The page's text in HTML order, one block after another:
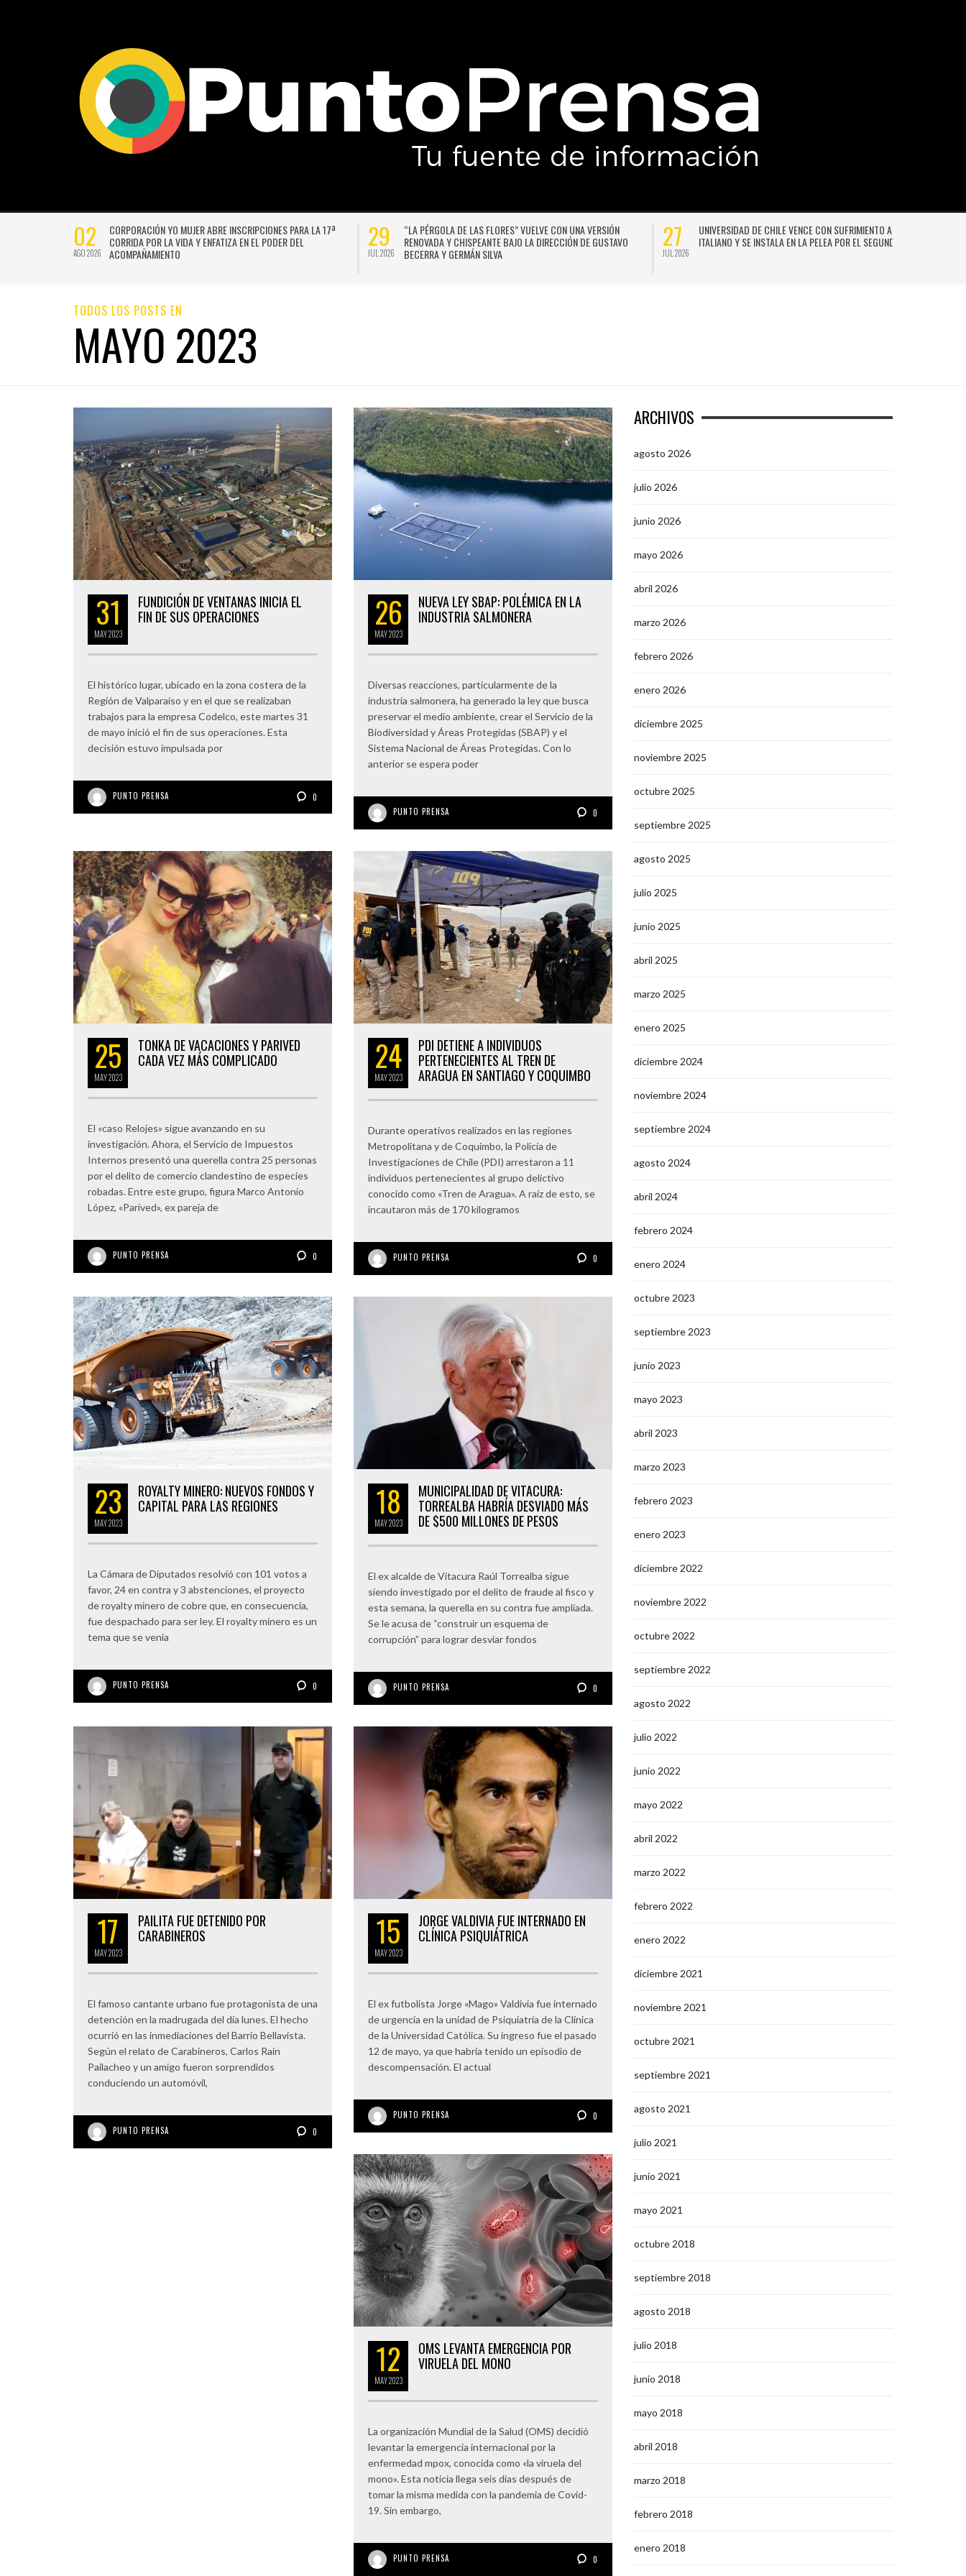
02
AGO 2026
CORPORACIÓN YO MUJER ABRE INSCRIPCIONES PARA LA 17ª
CORRIDA POR LA VIDA Y ENFATIZA EN EL PODER DEL
ACOMPAÑAMIENTO
29
JUL 2026
“LA PÉRGOLA DE LAS FLORES” VUELVE CON UNA VERSIÓN
RENOVADA Y CHISPEANTE BAJO LA DIRECCIÓN DE GUSTAVO
BECERRA Y GERMÁN SILVA
27
JUL 2026
UNIVERSIDAD DE CHILE VENCE CON SUFRIMIENTO A AUDAX
ITALIANO Y SE INSTALA EN LA PELEA POR EL SEGUNDO LUGAR
TODOS LOS POSTS EN
MAYO 2023
31
MAY2023
FUNDICIÓN DE VENTANAS INICIA EL
FIN DE SUS OPERACIONES
El histórico lugar, ubicado en la zona costera de la
Región de Valparaíso y en el que se realizaban
trabajos para la empresa Codelco, este martes 31
de mayo inició el fin de sus operaciones. Esta
decisión estuvo impulsada por
PUNTO PRENSA 0
26
MAY2023
NUEVA LEY SBAP: POLÉMICA EN LA
INDUSTRIA SALMONERA
Diversas reacciones, particularmente de la
industria salmonera, ha generado la ley que busca
preservar el medio ambiente, crear el Servicio de la
Biodiversidad y Áreas Protegidas (SBAP) y el
Sistema Nacional de Áreas Protegidas. Con lo
anterior se espera poder
PUNTO PRENSA 0
25
MAY2023
TONKA DE VACACIONES Y PARIVED
CADA VEZ MÁS COMPLICADO
El «caso Relojes» sigue avanzando en su
investigación. Ahora, el Servicio de Impuestos
Internos presentó una querella contra 25 personas
por el delito de comercio clandestino de especies
robadas. Entre este grupo, figura Marco Antonio
López, «Parived», ex pareja de
PUNTO PRENSA 0
24
MAY2023
PDI DETIENE A INDIVIDUOS
PERTENECIENTES AL TREN DE
ARAGUA EN SANTIAGO Y COQUIMBO
Durante operativos realizados en las regiones
Metropolitana y de Coquimbo, la Policía de
Investigaciones de Chile (PDI) arrestaron a 11
individuos pertenecientes al grupo delictivo
conocido como «Tren de Aragua». A raíz de esto, se
incautaron más de 170 kilogramos
PUNTO PRENSA 0
23
MAY2023
ROYALTY MINERO: NUEVOS FONDOS Y
CAPITAL PARA LAS REGIONES
La Cámara de Diputados resolvió con 101 votos a
favor, 24 en contra y 3 abstenciones, el proyecto
de royalty minero de cobre que, en consecuencia,
fue despachado para ser ley. El royalty minero es un
tema que se venía
PUNTO PRENSA 0
18
MAY2023
MUNICIPALIDAD DE VITACURA:
TORREALBA HABRÍA DESVIADO MÁS
DE $500 MILLONES DE PESOS
El ex alcalde de Vitacura Raúl Torrealba sigue
siendo investigado por el delito de fraude al fisco y
esta semana, la querella en su contra fue ampliada.
Se le acusa de “construir un esquema de
corrupción” para lograr desviar fondos
PUNTO PRENSA 0
17
MAY2023
PAILITA FUE DETENIDO POR
CARABINEROS
El famoso cantante urbano fue protagonista de una
detención en la madrugada del día lunes. El hecho
ocurrió en las inmediaciones del Barrio Bellavista.
Según el relato de Carabineros, Carlos Raín
Pailacheo y un amigo fueron sorprendidos
conduciendo un automóvil,
PUNTO PRENSA 0
15
MAY2023
JORGE VALDIVIA FUE INTERNADO EN
CLÍNICA PSIQUIÁTRICA
El ex futbolista Jorge «Mago» Valdivia fue internado
de urgencia en la unidad de Psiquiatría de la Clínica
de la Universidad Católica. Su ingreso fue el pasado
12 de mayo, ya que habría tenido un episodio de
descompensación. El actual
PUNTO PRENSA 0
12
MAY2023
OMS LEVANTA EMERGENCIA POR
VIRUELA DEL MONO
La organización Mundial de la Salud (OMS) decidió
levantar la emergencia internacional por la
enfermedad mpox, conocida como «la viruela del
mono». Esta noticia llega seis días después de
tomar la misma medida con la pandemia de Covid-
19. Sin embargo,
PUNTO PRENSA 0
ARCHIVOS
agosto 2026
julio 2026
junio 2026
mayo 2026
abril 2026
marzo 2026
febrero 2026
enero 2026
diciembre 2025
noviembre 2025
octubre 2025
septiembre 2025
agosto 2025
julio 2025
junio 2025
abril 2025
marzo 2025
enero 2025
diciembre 2024
noviembre 2024
septiembre 2024
agosto 2024
abril 2024
febrero 2024
enero 2024
octubre 2023
septiembre 2023
junio 2023
mayo 2023
abril 2023
marzo 2023
febrero 2023
enero 2023
diciembre 2022
noviembre 2022
octubre 2022
septiembre 2022
agosto 2022
julio 2022
junio 2022
mayo 2022
abril 2022
marzo 2022
febrero 2022
enero 2022
diciembre 2021
noviembre 2021
octubre 2021
septiembre 2021
agosto 2021
julio 2021
junio 2021
mayo 2021
octubre 2018
septiembre 2018
agosto 2018
julio 2018
junio 2018
mayo 2018
abril 2018
marzo 2018
febrero 2018
enero 2018